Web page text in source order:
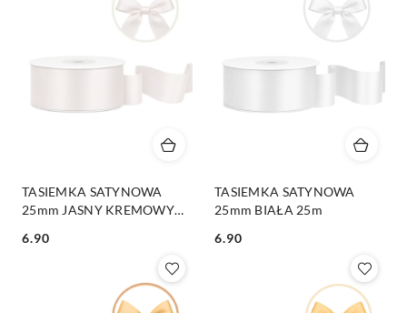
TASIEMKA SATYNOWA
25mm JASNY KREMOWY
Cena:
6.90
TASIEMKA SATYNOWA
25mm BIAŁA 25m
Cena:
6.90